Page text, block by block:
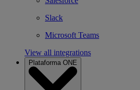
Slack
Microsoft Teams
View all integrations
Plataforma ONE